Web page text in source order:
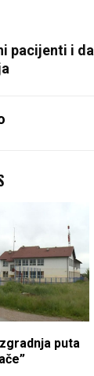
pacijenti i
puta